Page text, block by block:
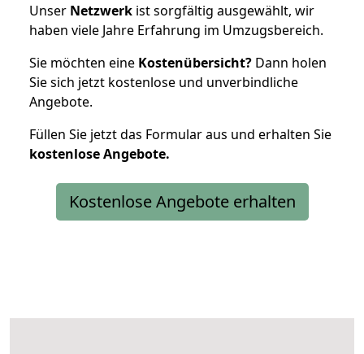
Unser Netzwerk ist sorgfältig ausgewählt, wir
haben viele Jahre Erfahrung im Umzugsbereich.
Sie möchten eine Kostenübersicht? Dann holen
Sie sich jetzt kostenlose und unverbindliche
Angebote.
Füllen Sie jetzt das Formular aus und erhalten Sie
kostenloseAngebote.
Kostenlose Angebote erhalten